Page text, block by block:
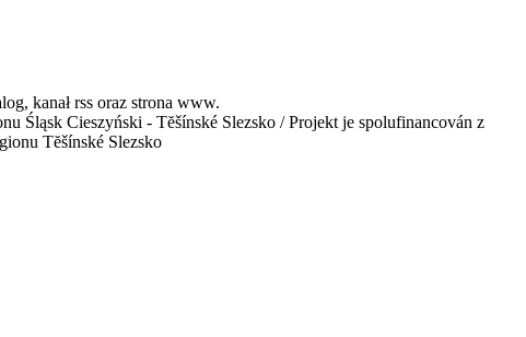
kanał rss oraz strona www.
Śląsk Cieszyński - Tĕšínské Slezsko / Projekt je spolufinancován z
Tĕšínské Slezsko